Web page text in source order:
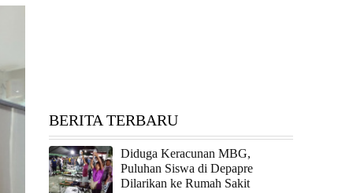
BERITA TERBARU
Diduga Keracunan MBG,
Puluhan Siswa di Depapre
Dilarikan ke Rumah Sakit